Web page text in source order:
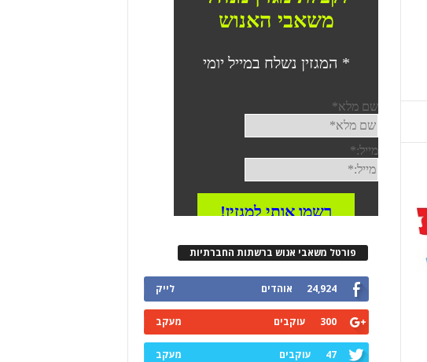
פורטל משאבי אנוש ברשתות החברתיות
24,924 אוהדים לייק
300 עוקבים מעקב
47 עוקבים מעקב